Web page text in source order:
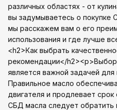
различных областях - от
вы задумываетесь о покупке
мы расскажем вам о его
использования и где лучше
<h2>Как выбрать
рекомендации</
является важной задачей
Правильное масло
двигателя и продлевает
СБД масла следует обратить